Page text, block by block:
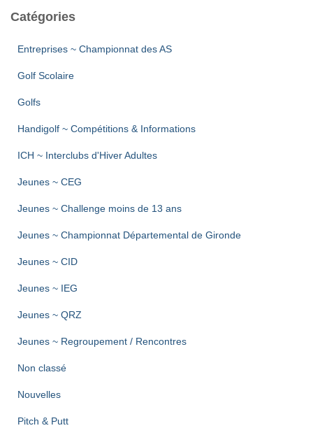
Catégories
Entreprises ~ Championnat des AS
Golf Scolaire
Golfs
Handigolf ~ Compétitions & Informations
ICH ~ Interclubs d'Hiver Adultes
Jeunes ~ CEG
Jeunes ~ Challenge moins de 13 ans
Jeunes ~ Championnat Départemental de Gironde
Jeunes ~ CID
Jeunes ~ IEG
Jeunes ~ QRZ
Jeunes ~ Regroupement / Rencontres
Non classé
Nouvelles
Pitch & Putt